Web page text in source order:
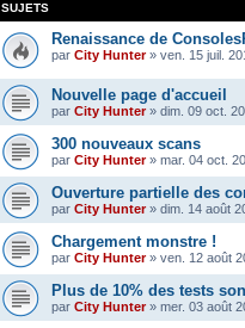
SUJETS
Renaissance de
par City Hunter» ven. 15 juil.
Nouvelle page d'accueil
par City Hunter» dim. 09 oct.
300 nouveaux scans
par City Hunter» mar. 04 oct.
Ouverture partielle des
par City Hunter» dim. 14 août
Chargement monstre !
par City Hunter» ven. 12 août
Plus de 10% des tests
par City Hunter» mer. 03 août